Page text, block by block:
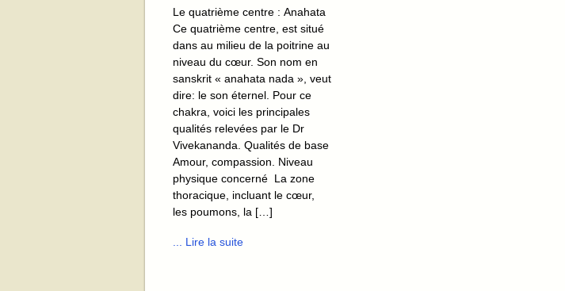
Le quatrième centre : Anahata
Ce quatrième centre, est situé
dans au milieu de la poitrine au
niveau du cœur. Son nom en
sanskrit « anahata nada », veut
dire: le son éternel. Pour ce
chakra, voici les principales
qualités relevées par le Dr
Vivekananda. Qualités de base
Amour, compassion. Niveau
physique concerné La zone
thoracique, incluant le cœur,
les poumons, la […]
... Lire la suite